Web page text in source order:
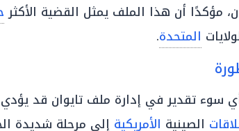
مؤكدًا أن هذا الملف يمثل القضية الأكثر
المتحدة.
تقدير في إدارة ملف تايوان قد
الصينية الأمريكية إلى مرحلة شديدة